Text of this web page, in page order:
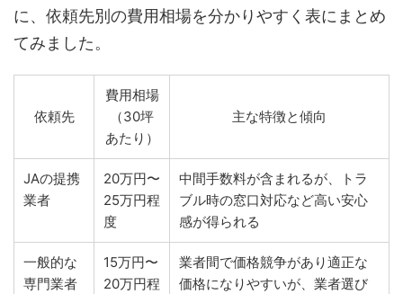
に、依頼先別の費用相場を分かりやすく表にまとめ
てみました。
依頼先
費用相場
（30坪
あたり）
主な特徴と傾向
JAの提携
業者
20万円〜
25万円程
度
中間手数料が含まれるが、トラ
ブル時の窓口対応など高い安心
感が得られる
一般的な
専門業者
15万円〜
20万円程
業者間で価格競争があり適正な
価格になりやすいが、業者選び